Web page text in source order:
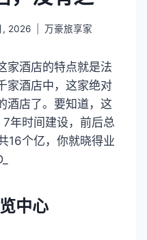
, 2026 万豪旅享家
家酒店的特点就是法
家酒店中，这家绝对
酒店了。要知道，这
年时间建设，前后总
16个亿，你就晓得业
中心